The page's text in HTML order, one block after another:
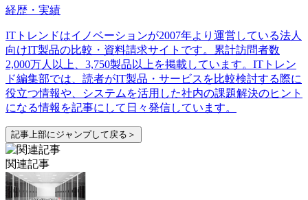
経歴・実績
ITトレンドはイノベーションが2007年より運営している法人
向けIT製品の比較・資料請求サイトです。累計訪問者数
2,000万人以上、3,750製品以上を掲載しています。ITトレン
ド編集部では、読者がIT製品・サービスを比較検討する際に
役立つ情報や、システムを活用した社内の課題解決のヒント
になる情報を記事にして日々発信しています。
記事上部にジャンプして戻る＞
関連記事